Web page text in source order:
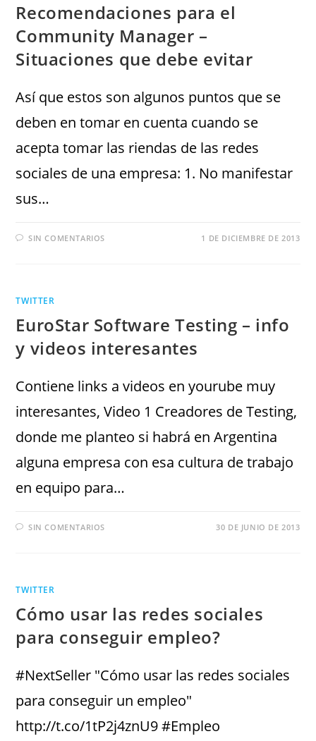
Recomendaciones para el
Community Manager –
Situaciones que debe evitar
Así que estos son algunos puntos que se
deben en tomar en cuenta cuando se
acepta tomar las riendas de las redes
sociales de una empresa: 1. No manifestar
sus…
SIN COMENTARIOS 1 DE DICIEMBRE DE 2013
TWITTER
EuroStar Software Testing – info
y videos interesantes
Contiene links a videos en yourube muy
interesantes, Video 1 Creadores de Testing,
donde me planteo si habrá en Argentina
alguna empresa con esa cultura de trabajo
en equipo para…
SIN COMENTARIOS 30 DE JUNIO DE 2013
TWITTER
Cómo usar las redes sociales
para conseguir empleo?
#NextSeller "Cómo usar las redes sociales
para conseguir un empleo"
http://t.co/1tP2j4znU9 #Empleo